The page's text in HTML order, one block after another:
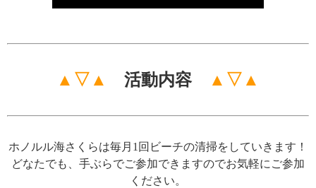
▲▽▲ 活動内容 ▲▽▲
ホノルル海さくらは毎月1回ビーチの清掃をしていきます！
どなたでも、手ぶらでご参加できますのでお気軽にご参加
ください。